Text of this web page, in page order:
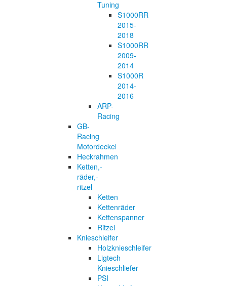
Tuning
S1000RR
2015-
2018
S1000RR
2009-
2014
S1000R
2014-
2016
ARP-
Racing
GB-
Racing
Motordeckel
Heckrahmen
Ketten,-
räder,-
ritzel
Ketten
Kettenräder
Kettenspanner
Ritzel
Knieschleifer
Holzknieschleifer
Ligtech
Knieschliefer
PSI